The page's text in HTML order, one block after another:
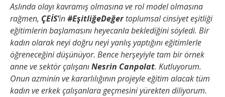
Aslında olayı kavramış olmasına ve rol model olmasına
rağmen, ÇEİS’in#EşitliğeDeğertoplumsal cinsiyet eşitliği
eğitimlerin başlamasını heyecanla beklediğini söyledi. Bir
kadın olarak neyi doğru neyi yanlış yaptığını eğitimlerle
öğreneceğini düşünüyor. Bence herşeyiyle tam bir örnek
anne ve sektör çalışanıNesrin Canpolat. Kutluyorum.
Onun azminin ve kararlılığının projeyle eğitim alacak tüm
kadın ve erkek çalışanlara geçmesini yürekten diliyorum.